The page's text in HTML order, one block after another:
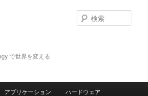
で世界を変える
索
アプリケーション ハードウェア